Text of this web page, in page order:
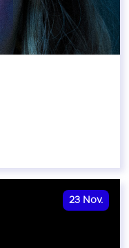
23 Nov.